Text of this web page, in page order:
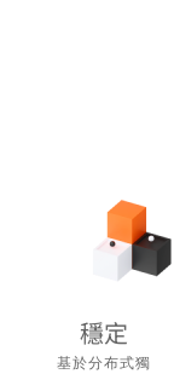
穩定
基於分布式獨